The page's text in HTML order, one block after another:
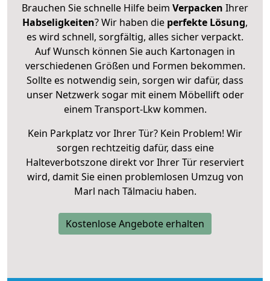
Brauchen Sie schnelle Hilfe beim Verpacken Ihrer
Habseligkeiten? Wir haben die perfekte Lösung,
es wird schnell, sorgfältig, alles sicher verpackt.
Auf Wunsch können Sie auch Kartonagen in
verschiedenen Größen und Formen bekommen.
Sollte es notwendig sein, sorgen wir dafür, dass
unser Netzwerk sogar mit einem Möbellift oder
einem Transport-Lkw kommen.
Kein Parkplatz vor Ihrer Tür? Kein Problem! Wir
sorgen rechtzeitig dafür, dass eine
Halteverbotszone direkt vor Ihrer Tür reserviert
wird, damit Sie einen problemlosen Umzug von
Marl nach Tălmaciu haben.
Kostenlose Angebote erhalten